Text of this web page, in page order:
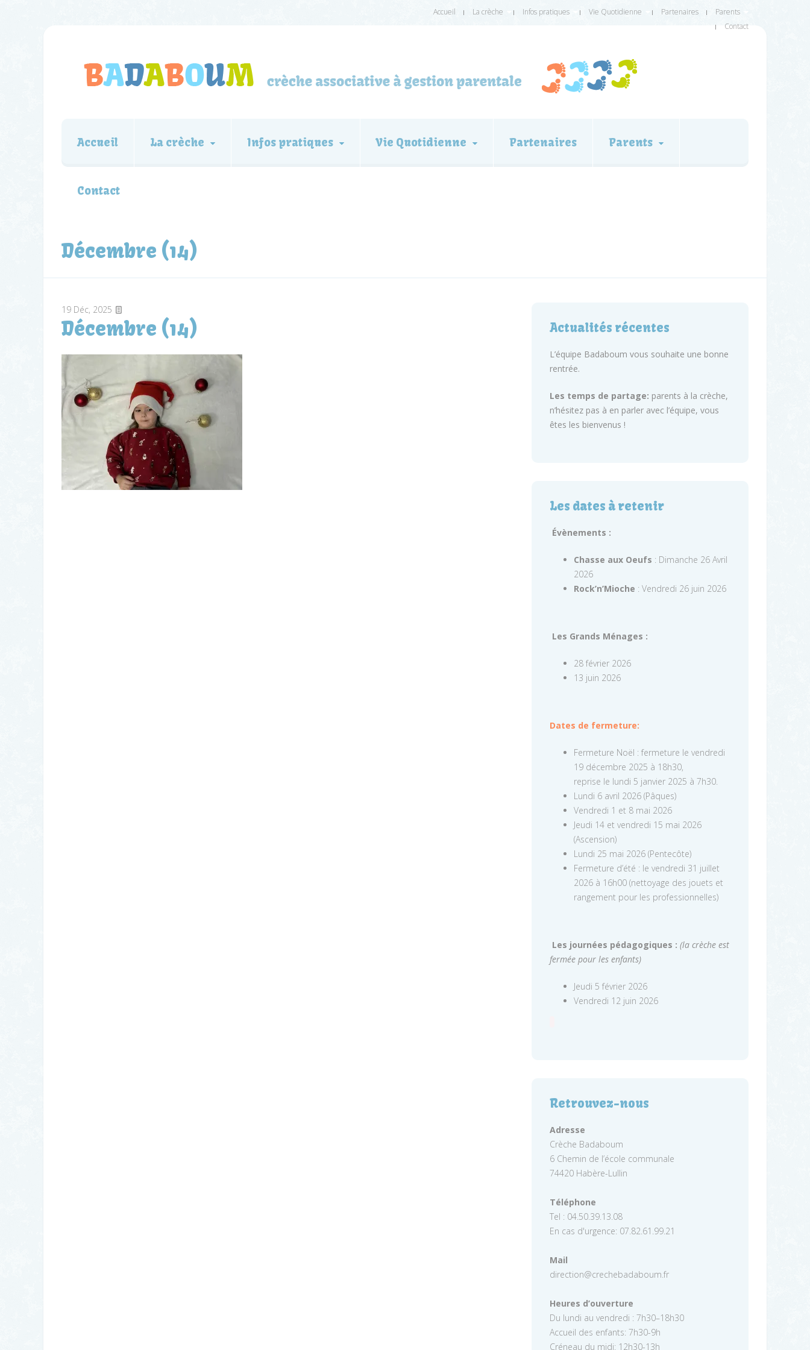
Accueil La crèche Infos pratiques Vie Quotidienne Partenaires
Parents
Contact
Accueil La crèche Infos pratiques Vie Quotidienne Partenaires Parents
Contact
Décembre (14)
19 Déc, 2025
Décembre (14) Actualités récentes
L’équipe Badaboum vous souhaite une bonne
rentrée.
Les temps de partage: parents à la crèche,
n’hésitez pas à en parler avec l’équipe, vous
êtes les bienvenus !
Les dates à retenir
Évènements :
Chasse aux Oeufs : Dimanche 26 Avril
2026
Rock’n’Mioche : Vendredi 26 juin 2026
Les Grands Ménages :
28 février 2026
13 juin 2026
Dates de fermeture:
Fermeture Noël : fermeture le vendredi
19 décembre 2025 à 18h30,
reprise le lundi 5 janvier 2025 à 7h30.
Lundi 6 avril 2026 (Pâques)
Vendredi 1 et 8 mai 2026
Jeudi 14 et vendredi 15 mai 2026
(Ascension)
Lundi 25 mai 2026 (Pentecôte)
Fermeture d’été : le vendredi 31 juillet
2026 à 16h00 (nettoyage des jouets et
rangement pour les professionnelles)
Les journées pédagogiques : (la crèche est
fermée pour les enfants)
Jeudi 5 février 2026
Vendredi 12 juin 2026
Retrouvez-nous
Adresse
Crèche Badaboum
6 Chemin de l’école communale
74420 Habère-Lullin
Téléphone
Tel : 04.50.39.13.08
En cas d'urgence: 07.82.61.99.21
Mail
direction@crechebadaboum.fr
Heures d’ouverture
Du lundi au vendredi : 7h30–18h30
Accueil des enfants: 7h30-9h
Créneau du midi: 12h30-13h